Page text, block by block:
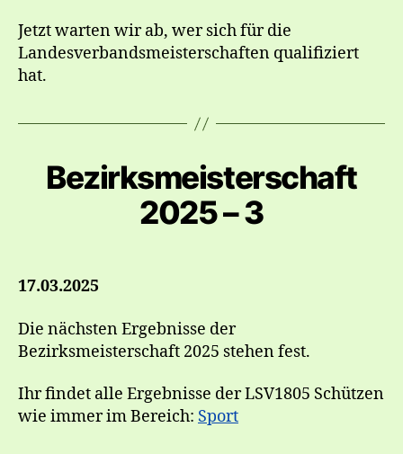
Jetzt warten wir ab, wer sich für die
Landesverbandsmeisterschaften qualifiziert
hat.
Bezirksmeisterschaft
2025 – 3
17.03.2025
Die nächsten Ergebnisse der
Bezirksmeisterschaft 2025 stehen fest.
Ihr findet alle Ergebnisse der LSV1805 Schützen
wie immer im Bereich: Sport